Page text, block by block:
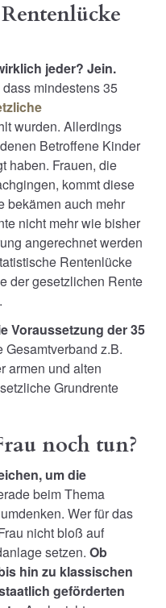
jeder? Jein.
mindestens 35
wurden. Allerdings
Betroffene Kinder
haben. Frauen, die
kommt diese
bekämen auch mehr
nicht mehr wie bisher
angerechnet werden
Rentenlücke
der gesetzlichen Rente
Voraussetzung der 35
Gesamtverband z.B.
armen und alten
Grundrente
noch tun?
um die
beim Thema
Wer für das
nicht bloß auf
setzen. Ob
hin zu klassischen
geförderten